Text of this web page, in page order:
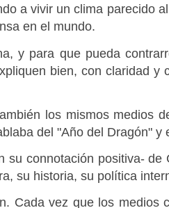
a vivir un clima parecido
en el mundo.
y para que pueda
bien, con claridad
los mismos medios
del "Año del Dragón" y
connotación positiva-
su historia, su política
Cada vez que los medios